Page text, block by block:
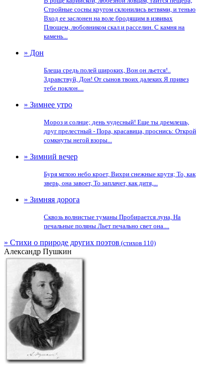
Стройные сосны кругом склонились ветвями, и тенью
Вход ее заслонен на воле бродящим в извивах
Плющем, любовником скал и расселин. С камня на
камень...
» Дон
Блеща средь полей широких, Вон он льется!..
Здравствуй, Дон! От сынов твоих далеких Я привез
тебе поклон....
» Зимнее утро
Мороз и солнце; день чудесный! Еще ты дремлешь,
друг прелестный - Пора, красавица, проснись: Открой
сомкнуты негой взоры...
» Зимний вечер
Буря мглою небо кроет, Вихри снежные крутя; То, как
зверь, она завоет, То заплачет, как дитя,...
» Зимняя дорога
Сквозь волнистые туманы Пробирается луна, На
печальные поляны Льет печально свет она....
» Стихи о природе других поэтов (стихов 110)
Александр Пушкин